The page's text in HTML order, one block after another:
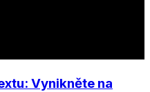
Vynikněte na